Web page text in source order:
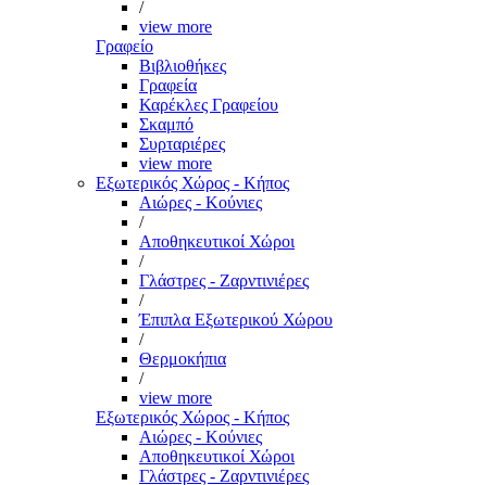
/
view more
Γραφείο
Βιβλιοθήκες
Γραφεία
Καρέκλες Γραφείου
Σκαμπό
Συρταριέρες
view more
Εξωτερικός Χώρος - Κήπος
Αιώρες - Κούνιες
/
Αποθηκευτικοί Χώροι
/
Γλάστρες - Ζαρντινιέρες
/
Έπιπλα Εξωτερικού Χώρου
/
Θερμοκήπια
/
view more
Εξωτερικός Χώρος - Κήπος
Αιώρες - Κούνιες
Αποθηκευτικοί Χώροι
Γλάστρες - Ζαρντινιέρες